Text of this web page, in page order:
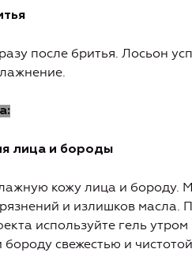
после бритья. Лосьон
лица и бороды
кожу лица и бороду.
и излишков масла.
используйте гель
свежестью и